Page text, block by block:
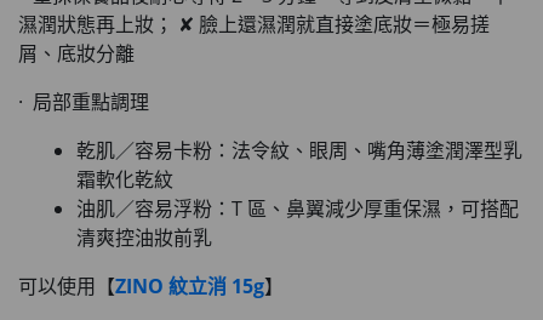
濕潤狀態再上妝； ✘ 臉上還濕潤就直接塗底妝＝極易搓
屑、底妝分離
· 局部重點調理
乾肌／容易卡粉：法令紋、眼周、嘴角薄塗潤澤型乳
霜軟化乾紋
油肌／容易浮粉：T 區、鼻翼減少厚重保濕，可搭配
清爽控油妝前乳
可以使用【ZINO 紋立消 15g】